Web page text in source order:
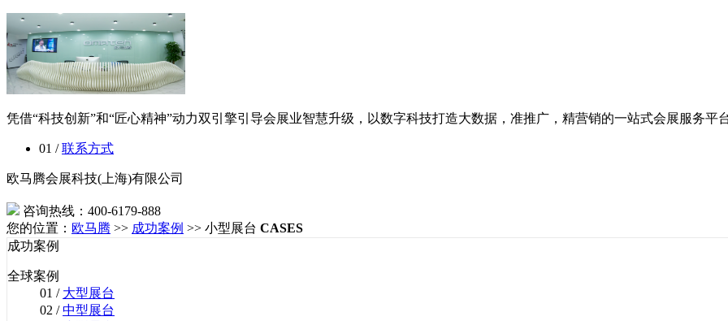
凭借“科技创新”和“匠心精神”动力双引擎引导会展业智慧升级，以数字科技打造大数据，准推广，精营销的一站式会展服务平
01 /联系方式
欧马腾会展科技(上海)有限公司
咨询热线：400-6179-888
您的位置： 欧马腾 >> 成功案例 >> 小型展台 CASES
成功案例
全球案例
01 / 大型展台
02 /中型展台